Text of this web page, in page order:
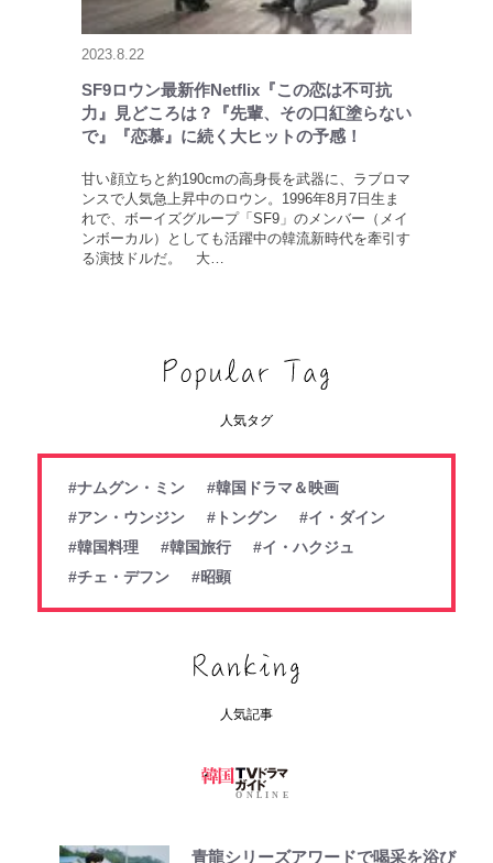
2023.8.22
SF9ロウン最新作Netflix『この恋は不可抗
力』見どころは？『先輩、その口紅塗らない
で』『恋慕』に続く大ヒットの予感！
甘い顔立ちと約190cmの高身長を武器に、ラブロマ
ンスで人気急上昇中のロウン。1996年8月7日生ま
れで、ボーイズグループ「SF9」のメンバー（メイ
ンボーカル）としても活躍中の韓流新時代を牽引す
る演技ドルだ。 大…
人気タグ
#ナムグン・ミン
#韓国ドラマ＆映画
#アン・ウンジン
#トングン
#イ・ダイン
#韓国料理
#韓国旅行
#イ・ハクジュ
#チェ・デフン
#昭顕
人気記事
青龍シリーズアワードで喝采を浴び